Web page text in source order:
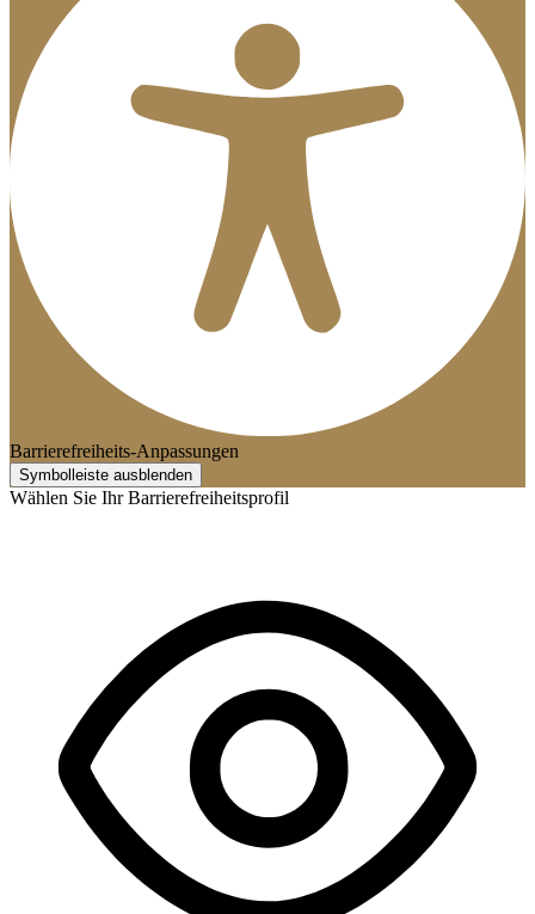
Barrierefreiheits-Anpassungen
Symbolleiste ausblenden
Wählen Sie Ihr Barrierefreiheitsprofil